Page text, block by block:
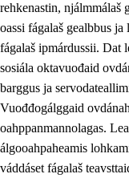
2. Oahppama
2.1 Sosiála
2.2 Gealbu fágain
2.3
2.4 Oahppat
rehkenastin, njálmmálaš
oassi fágalaš gealbbus
fágalaš ipmárdussii. Dat
sosiála oktavuođaid
barggus ja
Vuođđogálggaid
oahppanmannolagas.
álgooahpaheamis
váddáset fágalaš